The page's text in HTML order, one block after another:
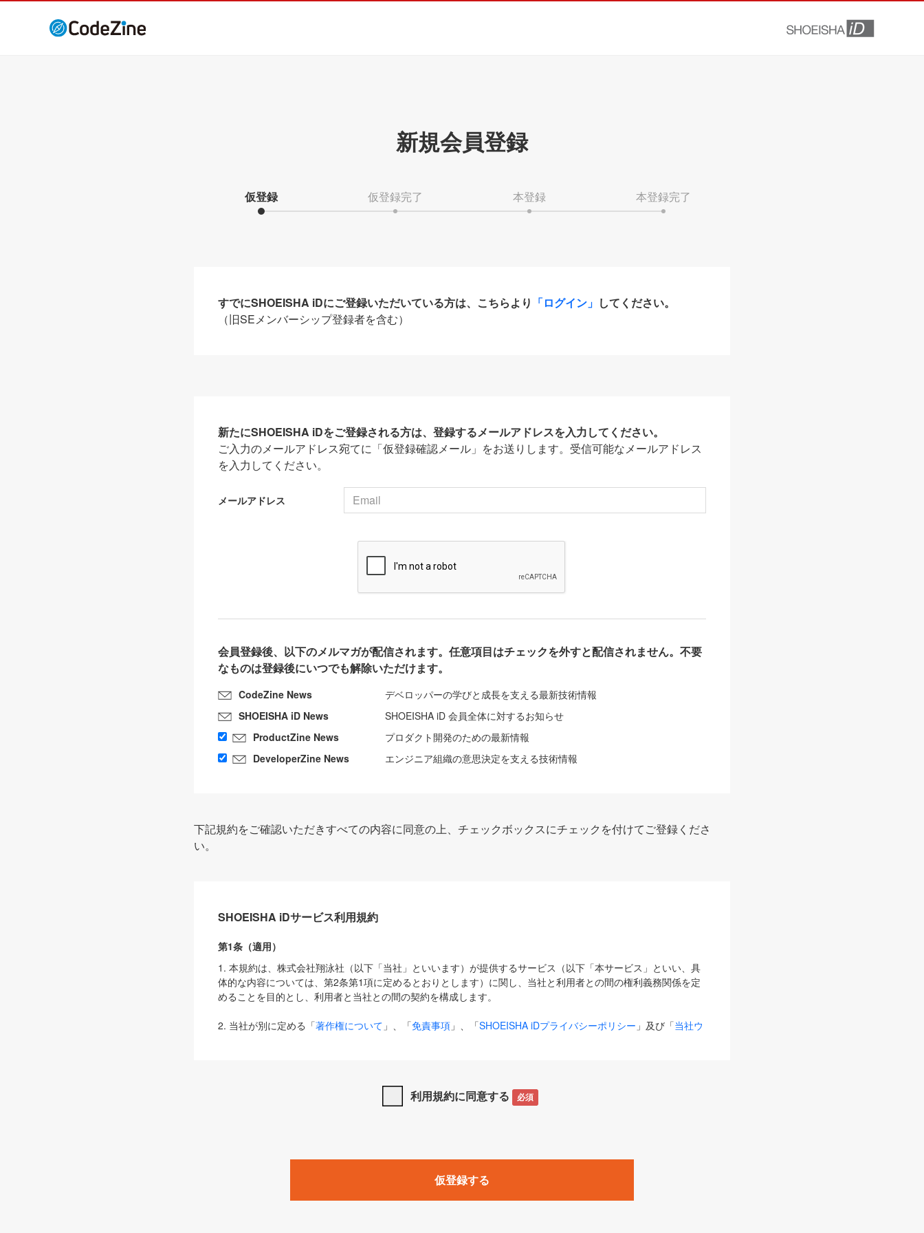
新規会員登録
仮登録 仮登録完了 本登録 本登録完了
すでにSHOEISHA iDにご登録いただいている方は、こちらより 「ログイン」 してください。
（旧SEメンバーシップ登録者を含む）
新たにSHOEISHA iDをご登録される方は、登録するメールアドレスを入力してください。
ご入力のメールアドレス宛てに「仮登録確認メール」をお送りします。受信可能なメールアドレス
を入力してください。
メールアドレス
会員登録後、以下のメルマガが配信されます。任意項目はチェックを外すと配信されません。不要
なものは登録後にいつでも解除いただけます。
CodeZine News
デベロッパーの学びと成長を支える最新技術情報
SHOEISHA iD News
SHOEISHA iD 会員全体に対するお知らせ
ProductZine News
プロダクト開発のための最新情報
DeveloperZine News
エンジニア組織の意思決定を支える技術情報
下記規約をご確認いただきすべての内容に同意の上、チェックボックスにチェックを付けてご登録くださ
い。
SHOEISHA iDサービス利用規約
第1条（適用）
1. 本規約は、株式会社翔泳社（以下「当社」といいます）が提供するサービス（以下「本サービス」といい、具
体的な内容については、第2条第1項に定めるとおりとします）に関し、当社と利用者との間の権利義務関係を定
めることを目的とし、利用者と当社との間の契約を構成します。
2. 当社が別に定める「著作権について 」、「免責事項 」、「SHOEISHA iDプライバシーポリシー 」及び「当社ウ
は、本規約の規定が優先して適用されるものとします。
1. 「本サービス」とは、当社が提供する以下のサービス（名称や内容が変更された場合、変更後のサービスを含
みます）及びこれらサービスに関連して当社が実施するイベントやキャンペーンをいいます。
「SEBook」「SEShop」「CodeZine」「MarkeZine」「EnterpriseZine」「ECzine」「Biz/Zine」「HRzine」
利用規約に同意する 必須
仮登録する